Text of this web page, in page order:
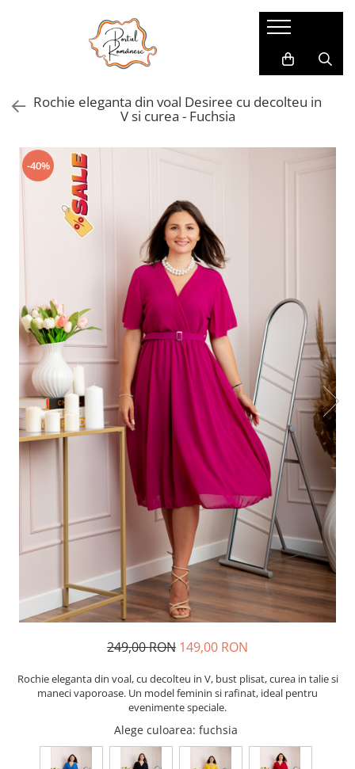
Pijamale Dama Marimi Mari
Pijamale Baieti
Pijamale Fetite
Imbracaminte copii
Imbracaminte Baieti
Rochie eleganta din voal Desiree cu decolteu in
V si curea - Fuchsia
-40%
249,00 RON 149,00 RON
Rochie eleganta din voal, cu decolteu in V, bust plisat, curea in talie si
maneci vaporoase. Un model feminin si rafinat, ideal pentru
evenimente speciale.
Alege culoarea: fuchsia